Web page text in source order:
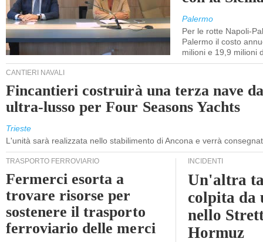
Palermo
Per le rotte Napoli-
Palermo il costo
milioni e 19,9 milioni
CANTIERI NAVALI
Fincantieri costruirà una terza nave
ultra-lusso per Four Seasons Yachts
Trieste
L'unità sarà realizzata nello stabilimento di Ancona e verrà
TRASPORTO FERROVIARIO
Fermerci esorta a
trovare risorse per
sostenere il trasporto
ferroviario delle merci
INCIDENTI
Un'altra
colpita da
nello
Hormuz